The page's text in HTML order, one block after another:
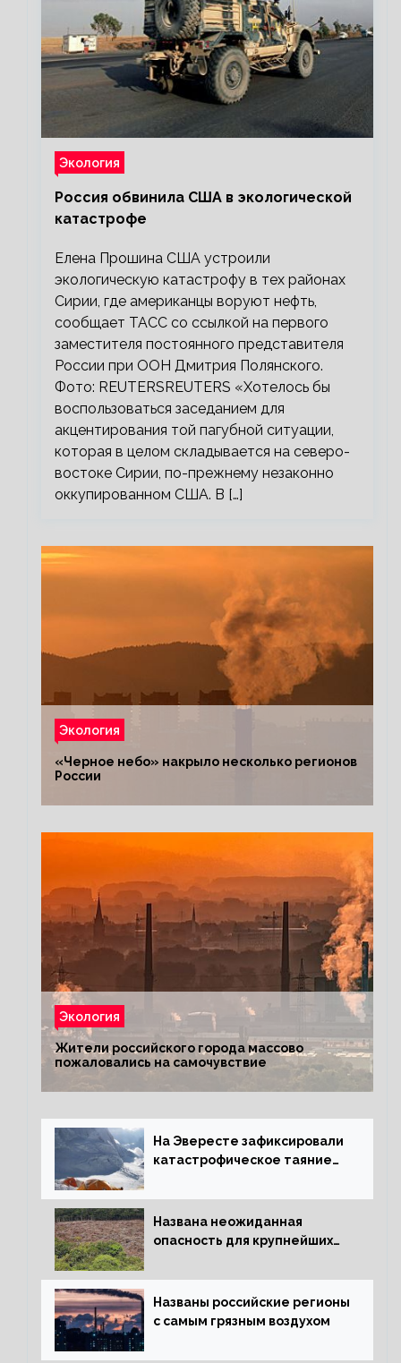
Экология
Россия обвинила США в экологической
катастрофе
Елена Прошина США устроили
экологическую катастрофу в тех районах
Сирии, где американцы воруют нефть,
сообщает ТАСС со ссылкой на первого
заместителя постоянного представителя
России при ООН Дмитрия Полянского.
Фото: REUTERSREUTERS «Хотелось бы
воспользоваться заседанием для
акцентирования той пагубной ситуации,
которая в целом складывается на северо-
востоке Сирии, по-прежнему незаконно
оккупированном США. В […]
Экология
«Черное небо» накрыло несколько регионов
России
Экология
Жители российского города массово
пожаловались на самочувствие
На Эвересте зафиксировали
катастрофическое таяние
Названа неожиданная
опасность для крупнейших
Названы российские регионы
с самым грязным воздухом